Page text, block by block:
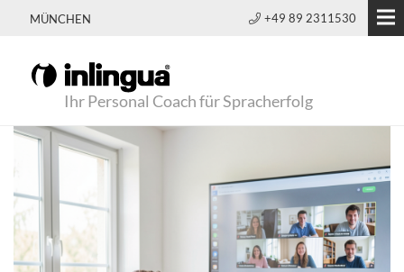
MÜNCHEN +49 89 2311530
Ihr Personal Coach für Spracherfolg